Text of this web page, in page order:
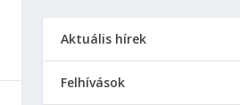
Aktuális hírek
Felhívások